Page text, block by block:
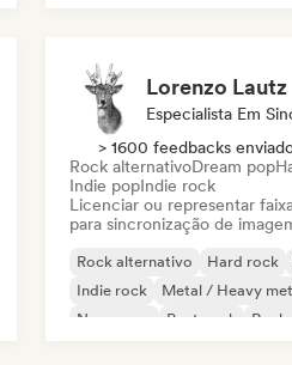
Lorenzo Lautz
> 1600 feedbacks
Rock alternativoDream pop
Indie popIndie rock
Licenciar ou representar
para sincronização de
Rock alternativo Hard rock
Indie rock
Metal / Heavy
New wave
Post punk Rock